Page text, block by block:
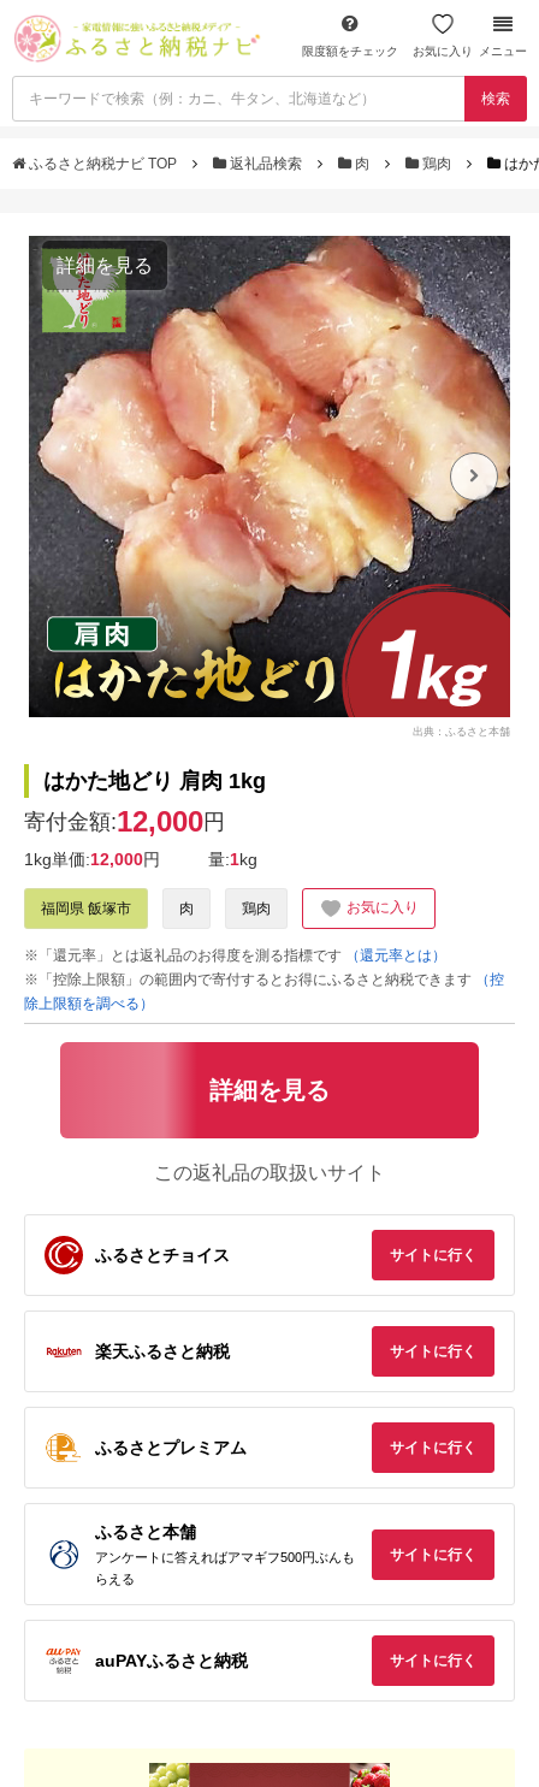
限度額をチェック お気に入り メニュー
検索
ふるさと納税ナビ TOP 返礼品検索 肉 鶏肉 はか
詳細を見る
出典：ふるさと本舗
はかた地どり 肩肉 1kg
寄付金額:12,000円
1kg単価:12,000円 量:1kg
福岡県 飯塚市 肉 鶏肉 お気に入り
※「還元率」とは返礼品のお得度を測る指標です
（還元率とは）
※「控除上限額」の範囲内で寄付するとお得にふるさと納税できます
（控
除上限額を調べる）
詳細を見る
この返礼品の取扱いサイト
ふるさとチョイス サイトに行く
楽天ふるさと納税 サイトに行く
ふるさとプレミアム サイトに行く
ふるさと本舗
アンケートに答えればアマギフ500円ぶんも
らえる
サイトに行く
auPAYふるさと納税 サイトに行く